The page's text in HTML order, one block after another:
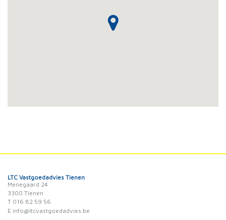
LTC Vastgoedadvies Tienen
Menegaard 24
3300 Tienen
T 016 82 59 56
E info@ltcvastgoedadvies.be